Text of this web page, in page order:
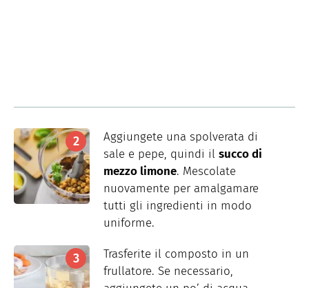
Aggiungete una spolverata di
sale e pepe, quindi il succo di
mezzo limone. Mescolate
nuovamente per amalgamare
tutti gli ingredienti in modo
uniforme.
Trasferite il composto in un
frullatore. Se necessario,